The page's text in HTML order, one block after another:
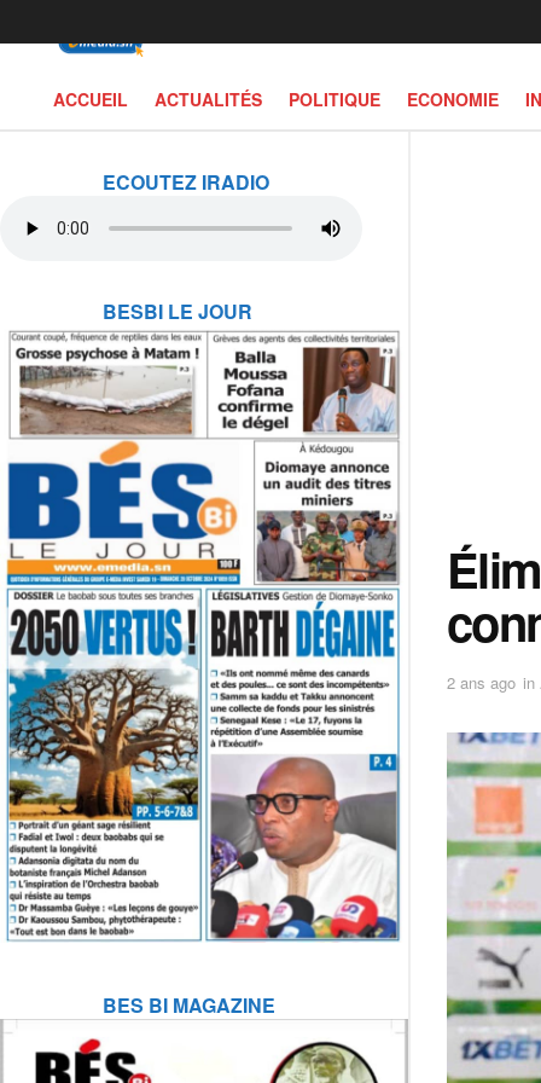
ECOUTEZ IRADIO
BESBI LE JOUR
BES BI MAGAZINE
ACCUEIL ACTUALITÉS POLITIQUE ECONOMIE
2 ans ago in